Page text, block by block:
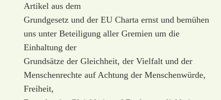
Artikel aus dem
Grundgesetz und der EU Charta ernst und bemühen
uns unter Beteiligung aller Gremien um die
Einhaltung der
Grundsätze der Gleichheit, der Vielfalt und der
Menschenrechte auf Achtung der Menschenwürde,
Freiheit,